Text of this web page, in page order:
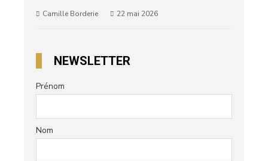
Camille Borderie 22 mai 2026
NEWSLETTER
Prénom
Nom